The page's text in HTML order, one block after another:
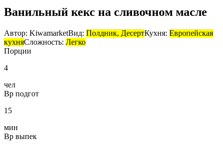
Ванильный кекс на сливочном масле
Автор: KiwamarketВид: Полдник, ДесертКухня: Европейская
кухняСложность: Легко
Порции
4
чел
Вр подгот
15
мин
Вр выпек